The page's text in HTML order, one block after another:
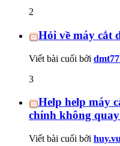
2
Hỏi về máy cắt
Viết bài cuối bởi
3
Help help máy
chính không quay
Viết bài cuối bởi